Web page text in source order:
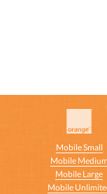
Mobile Small
Mobile
Mobile Large
Mobile